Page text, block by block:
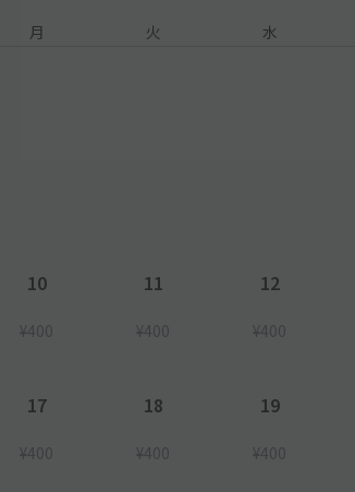
月 火 水
10
¥400
11
¥400
12
¥400
17
¥400
18
¥400
19
¥400